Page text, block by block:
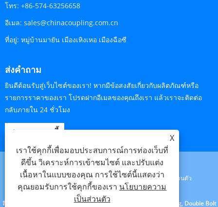
โทร: +86-574-63256658
อีเมล: sales@chinacoupling.com.cn
ที่อยู่: หมู่บ้านมายัน เมืองเหิงเหอ เมืองฉือซี
ส่งคำถาม
ยินดีต้อนรับสู่เว็บไซต์ของเรา! หากมีข้อสงสัยเกี่ยวกับผลิตภัณฑ์หรือ
รายการราคาของเรา โปรดฝากอีเมลของคุณถึงเรา แล้วเราจะติดต่อ
กลับภายใน 24 ชั่วโมง
สอบถามตอนนี้
Links Sitemap RSS XML นโยบายความเป็นส่วนตัว
ลิขสิทธิ์ © 2023 Cixi Beideli Pipe Fitting Co.,Ltd. - Universal Coupling, Double Bolt
X
เราใช้คุกกี้เพื่อมอบประสบการณ์การท่องเว็บที่
ดีขึ้น วิเคราะห์การเข้าชมไซต์ และปรับแต่ง
เนื้อหาในแบบของคุณ การใช้ไซต์นี้แสดงว่า
คุณยอมรับการใช้คุกกี้ของเรา นโยบายความ
เป็นส่วนตัว